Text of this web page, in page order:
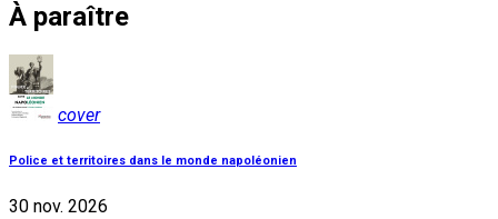
À paraître
cover
Police et territoires dans le monde napoléonien
30 nov. 2026